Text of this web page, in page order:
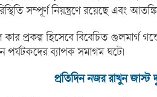
সম্পূর্ণ নিয়ন্ত্রণে রয়েছে এবং
প্রকল্প হিসেবে বিবেচিত গুলমার্গ
পর্যটকদের ব্যাপক সমাগম ঘটে।
প্রতিদিন নজর রাখুন জাস্ট